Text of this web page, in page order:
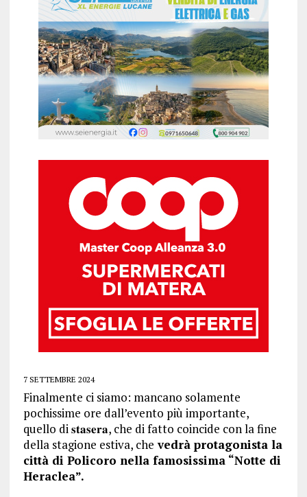
7 SETTEMBRE 2024
Finalmente ci siamo: mancano solamente
pochissime ore dall’evento più importante,
quello di 𝐬𝐭𝐚𝐬𝐞𝐫𝐚, che di fatto coincide con la fine
della stagione estiva, che vedrà protagonista la
città di Policoro nella famosissima “Notte di
Heraclea”.